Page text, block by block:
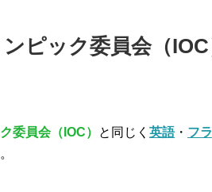
ンピック委員会（
委員会（IOC） と同じく 英語・ フ